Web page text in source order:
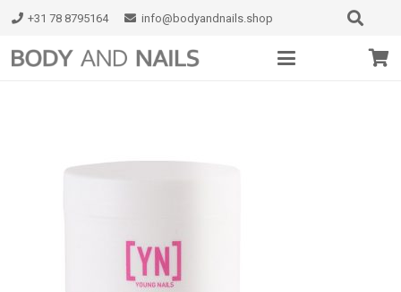
+31 78 8795164 info@bodyandnails.shop